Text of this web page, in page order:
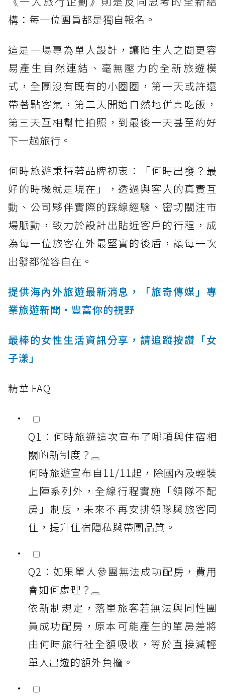
構：每一位團員都是獨自報名。
這是一場專為單人設計，讓陌生人之間更容
易產生自然連結、毫無壓力的全新旅遊模
式，全團沒有既有的小圈圈，第一天或許還
帶著點客氣，第二天開始自然地併桌吃飯，
第三天互相幫忙拍照，到最後一天甚至約好
下一趟旅行。
何時旅遊秉持著品牌初衷：「何時出發？最
好的時機就是現在」，透過與客人的真實互
動、公司夥伴實際的踩線經驗、密切關注市
場脈動，致力於設計出貼近客戶的行程，成
為每一位旅客在外最堅實的後盾，讓每一次
出發都從容自在。
提供海內外旅遊最新消息，「旅奇傳媒」專
業旅遊新聞‧豐富你的視野
最棒的女性生活資訊分享，請追蹤按讚「女
子漾」
精華 FAQ
Q1：何時旅遊這次宣布了哪項與住宿相
關的新制度？
何時旅遊宣布自11/11起，除國內及輕裝
上陣系列外，全線行程實施「領隊不配
房」制度，未來不再安排領隊與旅客同
住，提升住宿隱私與帶團品質。
Q2：如果單人參團無法成功配房，費用
會如何處理？
依新制規定，落單旅客若無法與同性團
員成功配房，原本可能產生的單房差將
由何時旅行社全額吸收，等於直接減輕
單人出遊的額外負擔。